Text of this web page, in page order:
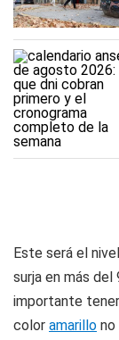
Este será el
surja en más del
importante
color amarillo no